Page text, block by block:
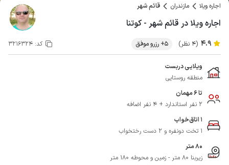
اجاره ویلا مازندران قائم شهر
اجاره ویلا در قائم شهر - کوتنا
4.9 (4 نظر) 5+ رزرو موفق کد: 3216324
ویلایی دربست
منطقه روستایی
تا 6 مهمان
2 نفر استاندارد + 4 نفر اضافه
1 اتاق‌خواب
1 تخت دونفره و 2 دست رختخواب
80 متر
زیربنا 80 متر - زمین و محوطه 180 متر